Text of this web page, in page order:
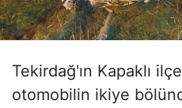
Tekirdağ'ın Kapaklı
otomobilin ikiye